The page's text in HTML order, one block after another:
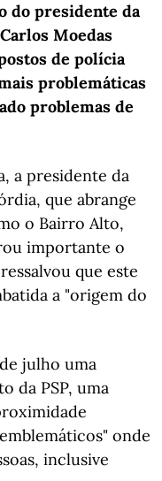
do presidente da
Moedas
de polícia
problemáticas
problemas de
a presidente da
que abrange
o Bairro Alto,
importante o
que este
a "origem do
julho uma
da PSP, uma
onde
inclusive